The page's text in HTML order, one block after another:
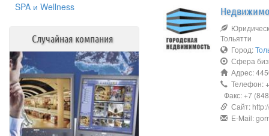
SPA и Wellness
Случайная компания
Тольятти
Город:
Сфера
Адрес:
Телефон:
Факс: +7
Сайт:
E-Mail: